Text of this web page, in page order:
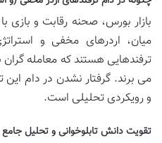
بازار بورس، صحنه رقابت و
میان، اردرهای مخفی و
ترفندهایی هستند که معامله
می برند. گرفتار نشدن در دام این
و رویکردی تحلیلی است.
تقویت دانش تابلوخوانی و تحلیل جامع